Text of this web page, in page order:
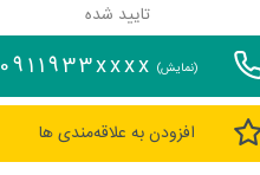
تایید شده
(نمایش) 0911933xxxx
افزودن به علاقه‌مندی ها